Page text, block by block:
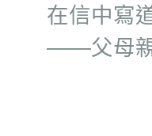
在信中寫
――父母親